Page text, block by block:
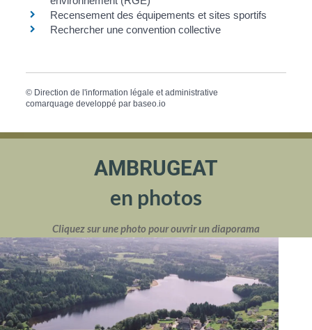
Recensement des équipements et sites sportifs
Rechercher une convention collective
© Direction de l'information légale et administrative
comarquage developpé par baseo.io
AMBRUGEAT
en photos
Cliquez sur une photo pour ouvrir un diaporama